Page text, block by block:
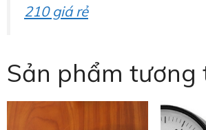
210 giá rẻ
Sản phẩm tương